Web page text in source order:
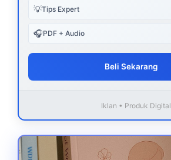
💡Tips Expert
🎧PDF + Audio
Beli Sekarang
Iklan • Produk Digital